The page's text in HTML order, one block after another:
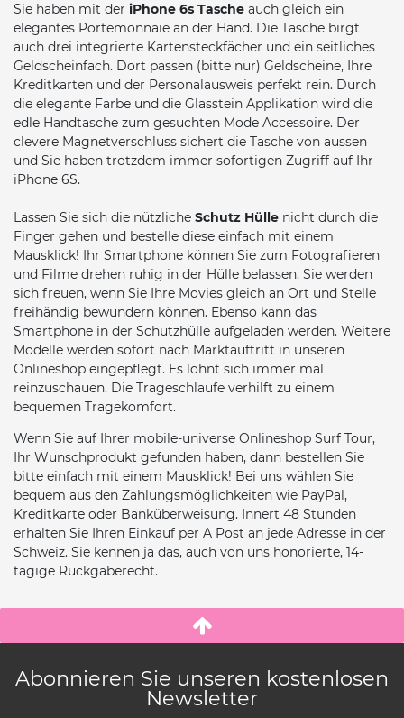
Sie haben mit der iPhone 6s Tasche auch gleich ein
elegantes Portemonnaie an der Hand. Die Tasche birgt
auch drei integrierte Kartensteckfächer und ein seitliches
Geldscheinfach. Dort passen (bitte nur) Geldscheine, Ihre
Kreditkarten und der Personalausweis perfekt rein. Durch
die elegante Farbe und die Glasstein Applikation wird die
edle Handtasche zum gesuchten Mode Accessoire. Der
clevere Magnetverschluss sichert die Tasche von aussen
und Sie haben trotzdem immer sofortigen Zugriff auf Ihr
iPhone 6S.
Lassen Sie sich die nützliche Schutz Hülle nicht durch die
Finger gehen und bestelle diese einfach mit einem
Mausklick! Ihr Smartphone können Sie zum Fotografieren
und Filme drehen ruhig in der Hülle belassen. Sie werden
sich freuen, wenn Sie Ihre Movies gleich an Ort und Stelle
freihändig bewundern können. Ebenso kann das
Smartphone in der Schutzhülle aufgeladen werden. Weitere
Modelle werden sofort nach Marktauftritt in unseren
Onlineshop eingepflegt. Es lohnt sich immer mal
reinzuschauen. Die Trageschlaufe verhilft zu einem
bequemen Tragekomfort.
Wenn Sie auf Ihrer mobile-universe Onlineshop Surf Tour,
Ihr Wunschprodukt gefunden haben, dann bestellen Sie
bitte einfach mit einem Mausklick! Bei uns wählen Sie
bequem aus den Zahlungsmöglichkeiten wie PayPal,
Kreditkarte oder Banküberweisung. Innert 48 Stunden
erhalten Sie Ihren Einkauf per A Post an jede Adresse in der
Schweiz. Sie kennen ja das, auch von uns honorierte, 14-
tägige Rückgaberecht.
Abonnieren Sie unseren kostenlosen
Newsletter